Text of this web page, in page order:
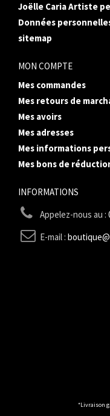
Joëlle Caria Artiste
Données
sitemap
MON COMPTE
Mes commandes
Mes retours de
Mes avoirs
Mes adresses
Mes informations
Mes bons de
INFORMATIONS
Appelez-nous au :
E-mail :
*Livraison